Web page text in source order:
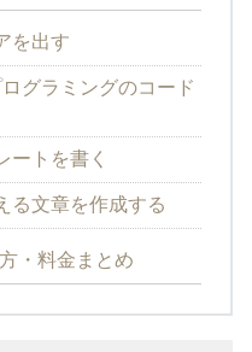
を出す
グラミングのコード
ートを書く
る文章を作成する
・料金まとめ